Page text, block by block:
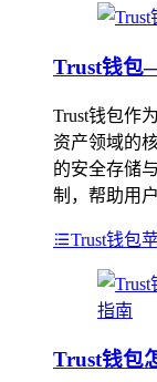
Trust钱包
Trust钱包作
资产领域的
的安全存储
制，帮助用
Trust钱包
Trust钱包